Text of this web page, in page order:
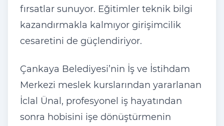
fırsatlar sunuyor. Eğitimler teknik bilgi
kazandırmakla kalmıyor girişimcilik
cesaretini de güçlendiriyor.
Çankaya Belediyesi’nin İş ve İstihdam
Merkezi meslek kurslarından yararlanan
İclal Ünal, profesyonel iş hayatından
sonra hobisini işe dönüştürmenin